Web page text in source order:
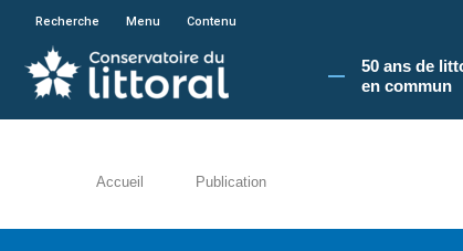
En poursuivant votre navigation sur le
Recherche Menu Contenu
50 ans de
en commun​
Accueil Publication